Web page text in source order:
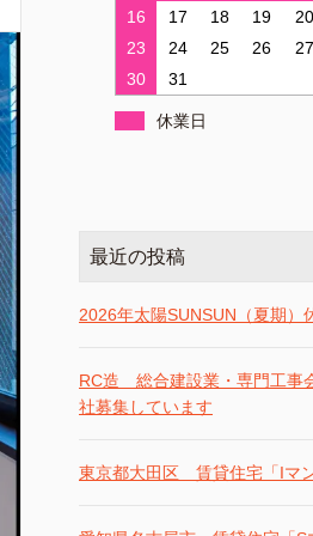
16 17 18 19 20
23
24 25 26 27
30
31
休業日
最近の投稿
2026年太陽SUNSUN（夏期）
RC造 総合建設業・専門工事
社募集しています
東京都大田区 賃貸住宅「Iマ